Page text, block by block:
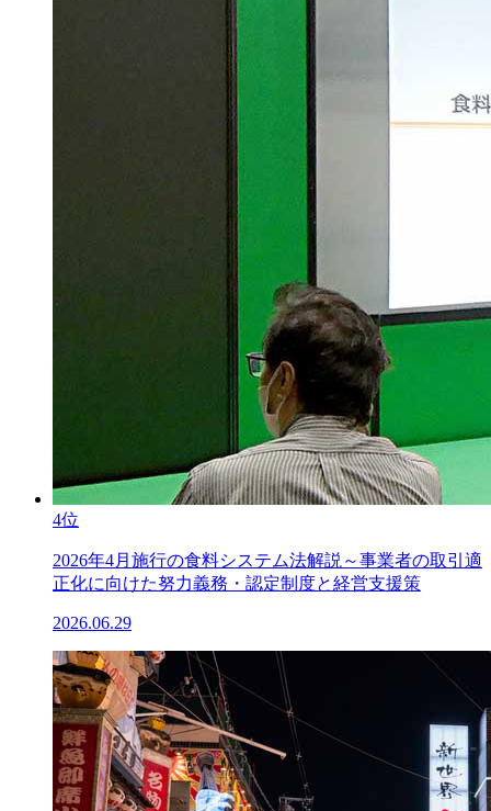
4位
2026年4月施行の食料システム法解説～事業者の取引適
正化に向けた努力義務・認定制度と経営支援策
2026.06.29